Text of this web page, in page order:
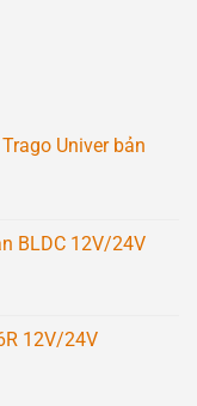
Univer bản
BLDC 12V/24V
₫
12V/24V